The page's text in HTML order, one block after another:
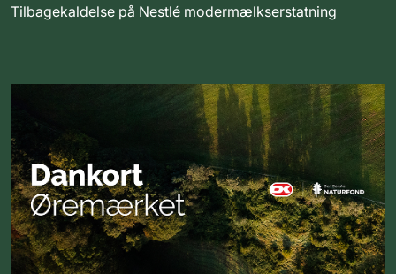
Tilbagekaldelse på Nestlé modermælkserstatning